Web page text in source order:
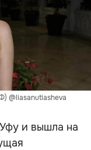
@liasanutiasheva
и вышла на